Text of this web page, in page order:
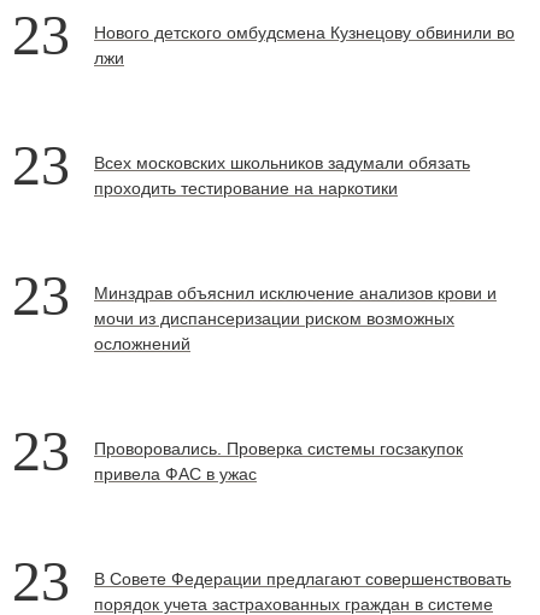
23
Нового детского омбудсмена Кузнецову обвинили во
лжи
23
Всех московских школьников задумали обязать
проходить тестирование на наркотики
23
Минздрав объяснил исключение анализов крови и
мочи из диспансеризации риском возможных
осложнений
23
Проворовались. Проверка системы госзакупок
привела ФАС в ужас
23
В Совете Федерации предлагают совершенствовать
порядок учета застрахованных граждан в системе